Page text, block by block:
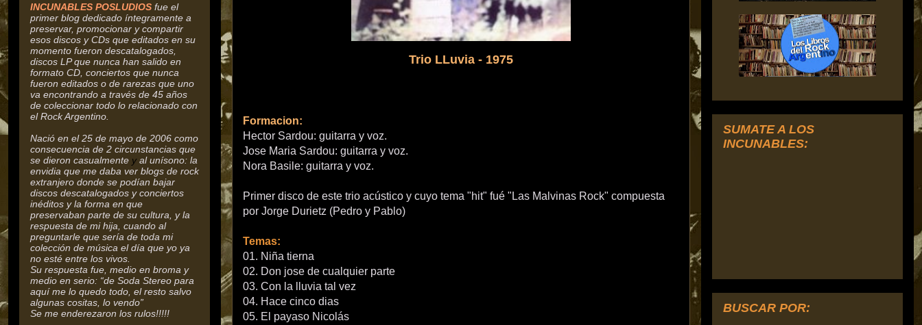
Trio LLuvia - 1975
Formacion:
Hector Sardou: guitarra y voz.
Jose Maria Sardou: guitarra y voz.
Nora Basile: guitarra y voz.
Primer disco de este trio acústico y cuyo tema "hit" fué "Las Malvinas Rock" compuesta
por Jorge Durietz (Pedro y Pablo)
Temas:
01. Niña tierna
02. Don jose de cualquier parte
03. Con la lluvia tal vez
04. Hace cinco dias
05. El payaso Nicolás
INCUNABLES POSLUDIOS fue el
primer blog dedicado íntegramente a
preservar, promocionar y compartir
esos discos y CDs que editados en su
momento fueron descatalogados,
discos LP que nunca han salido en
formato CD, conciertos que nunca
fueron editados o de rarezas que uno
va encontrando a través de 45 años
de coleccionar todo lo relacionado con
el Rock Argentino.
Nació en el 25 de mayo de 2006 como
consecuencia de 2 circunstancias que
se dieron casualmente yal unísono: la
envidia que me daba ver blogs de rock
extranjero donde se podían bajar
discos descatalogados y conciertos
inéditos y la forma en que
preservaban parte de su cultura, y la
respuesta de mi hija, cuando al
preguntarle que sería de toda mi
colección de música el día que yo ya
no esté entre los vivos.
Su respuesta fue, medio en broma y
medio en serio: “de Soda Stereo para
aquí me lo quedo todo, el resto salvo
algunas cositas, lo vendo”
Se me enderezaron los rulos!!!!!
SUMATE A LOS
INCUNABLES:
BUSCAR POR: